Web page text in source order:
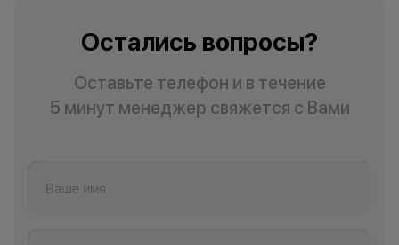
Остались вопросы?
Оставьте телефон и в течение
5 минут менеджер свяжется с Вами